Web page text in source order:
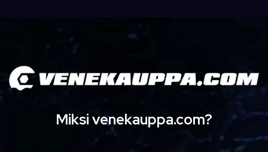
Miksi venekauppa.com?